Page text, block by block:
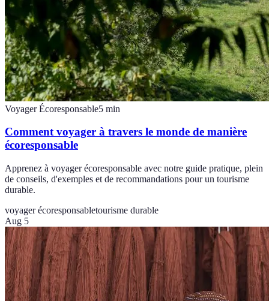
Voyager Écoresponsable5 min
Comment voyager à travers le monde de manière
écoresponsable
Apprenez à voyager écoresponsable avec notre guide pratique, plein
de conseils, d'exemples et de recommandations pour un tourisme
durable.
voyager écoresponsabletourisme durable
Aug 5